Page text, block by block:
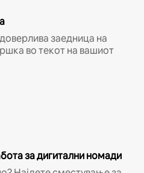
заедница на
во текот на вашиот
за дигитални номади